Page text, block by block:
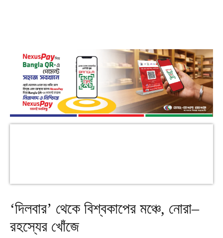
‘দিলবার’ থেকে বিশ্বকাপের মঞ্চে, নোরা–
রহস্যের খোঁজে